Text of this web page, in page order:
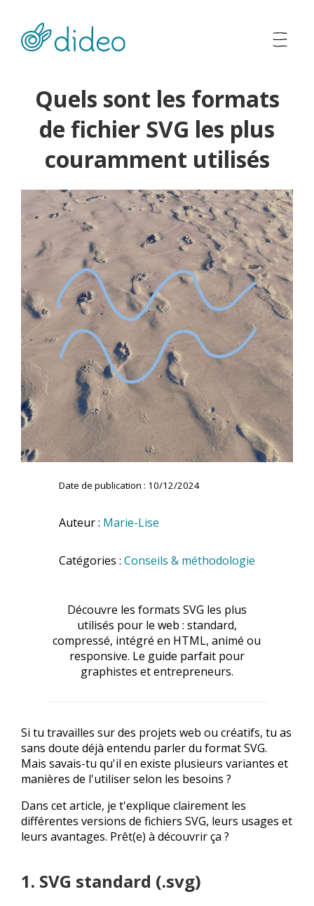
Quels sont les formats
de fichier SVG les plus
couramment utilisés
Date de publication : 10/12/2024
Auteur : Marie-Lise
Catégories : Conseils & méthodologie
Découvre les formats SVG les plus
utilisés pour le web : standard,
compressé, intégré en HTML, animé ou
responsive. Le guide parfait pour
graphistes et entrepreneurs.
Si tu travailles sur des projets web ou créatifs, tu as
sans doute déjà entendu parler du format SVG.
Mais savais-tu qu'il en existe plusieurs variantes et
manières de l'utiliser selon les besoins ?
Dans cet article, je t'explique clairement les
différentes versions de fichiers SVG, leurs usages et
leurs avantages. Prêt(e) à découvrir ça ?
1. SVG standard (.svg)